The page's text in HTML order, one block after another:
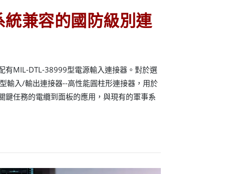
兼容的國防級別連
有MIL-DTL-38999型電源輸入連接器。對於選
輸入/輸出連接器--高性能圓柱形連接器，用於
鍵任務的電纜到面板的應用，與現有的軍事系